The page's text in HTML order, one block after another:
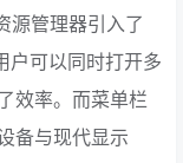
源管理器引入了
户可以同时打开多
效率。而菜单栏
备与现代显示